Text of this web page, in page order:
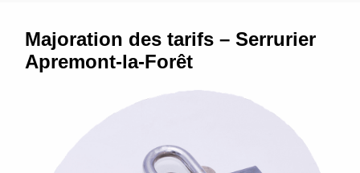
Majoration des tarifs – Serrurier
Apremont-la-Forêt